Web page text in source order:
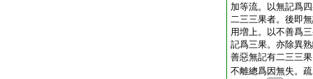
加等流。以無記爲
二三三果者。後即
用増上。以不善爲
記爲三果。亦除異
善惡無記有二三三
不離總爲因無失。